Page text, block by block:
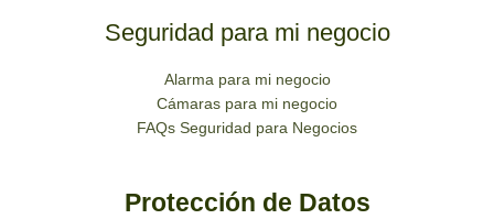
Seguridad para mi negocio
Alarma para mi negocio
Cámaras para mi negocio
FAQs Seguridad para Negocios
Protección de Datos